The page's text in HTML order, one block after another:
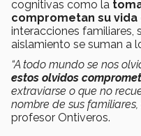
cognitivas como la
comprometan su
interacciones familiares,
aislamiento se suman a
“A todo mundo se nos
estos olvidos
extraviarse o que no
nombre de sus familiares,
profesor Ontiveros.